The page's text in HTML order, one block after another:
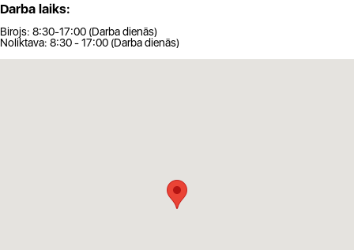
Darba laiks:
Birojs: 8:30-17:00 (Darba dienās)
Noliktava: 8:30 - 17:00 (Darba dienās)